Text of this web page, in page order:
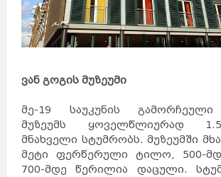
ვან გოგის მუზეუმი
მე-19 საუკუნის
მუზეუმს ყოველწლიურად
მნახველი სტუმრობს. მუზეუმში
მეტი ფერწერული ტილო, 500-
700-მდე წერილია დაცული.